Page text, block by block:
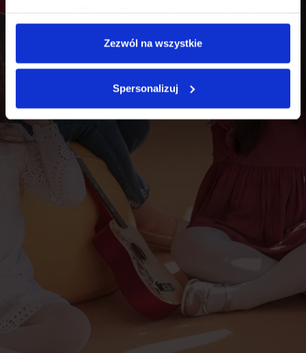
osobowych są dostępne wPolityce prywatności.
Zezwól na wszystkie
Spersonalizuj